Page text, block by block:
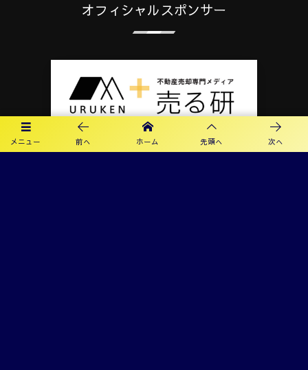
メニュー 前へ ホーム 先頭へ 次へ
オフィシャルスポンサー